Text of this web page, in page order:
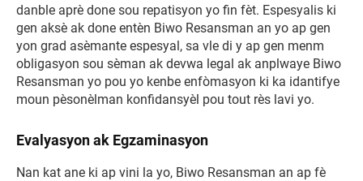
danble aprè done sou repatisyon yo fin fèt. Espesyalis ki
gen aksè ak done entèn Biwo Resansman an yo ap gen
yon grad asèmante espesyal, sa vle di y ap gen menm
obligasyon sou sèman ak devwa legal ak anplwaye Biwo
Resansman yo pou yo kenbe enfòmasyon ki ka idantifye
moun pèsonèlman konfidansyèl pou tout rès lavi yo.
Evalyasyon ak Egzaminasyon
Nan kat ane ki ap vini la yo, Biwo Resansman an ap fè